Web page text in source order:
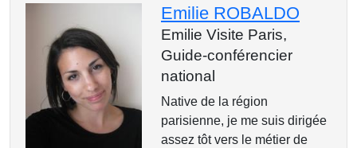
Emilie ROBALDO
Emilie Visite Paris,
Guide-conférencier
national
Native de la région
parisienne, je me suis dirigée
assez tôt vers le métier de